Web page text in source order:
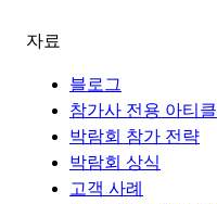
자료
블로그
참가사 전용 아티클
박람회 참가 전략
박람회 상식
고객 사례